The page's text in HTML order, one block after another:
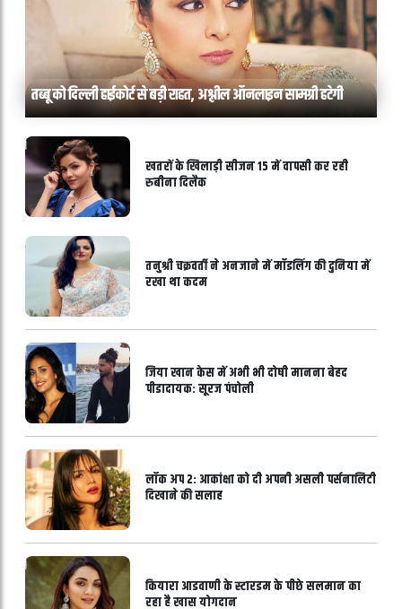
तब्बू को दिल्ली हाईकोर्ट से बड़ी राहत, अश्लील ऑनलाइन सामग्री हटेगी
खतरों के खिलाड़ी सीजन 15 में वापसी कर रही
रुबीना दिलैक
तनुश्री चक्रवर्ती ने अनजाने में मॉडलिंग की दुनिया में
रखा था कदम
जिया खान केस में अभी भी दोषी मानना बेहद
पीडादायक: सूरज पंचोली
लॉक अप 2: आकांक्षा को दी अपनी असली पर्सनालिटी
दिखाने की सलाह
कियारा आडवाणी के स्टारडम के पीछे सलमान का
रहा है खास योगदान